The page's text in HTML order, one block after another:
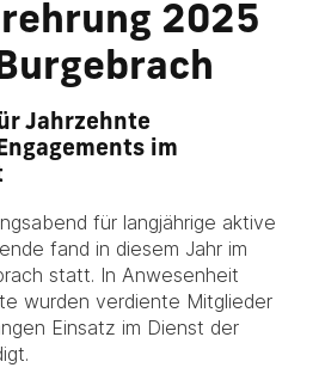
2025
Jahrzehnte
im
für langjährige aktive
fand in diesem Jahr im
statt. In Anwesenheit
wurden verdiente Mitglieder
Einsatz im Dienst der